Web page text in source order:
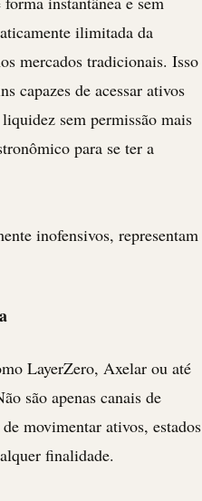
ilimitada da
mercados tradicionais. Isso
capazes de acessar ativos
sem permissão mais
para se ter a
inofensivos, representam
LayerZero, Axelar ou até
são apenas canais de
movimentar ativos, estados
finalidade.